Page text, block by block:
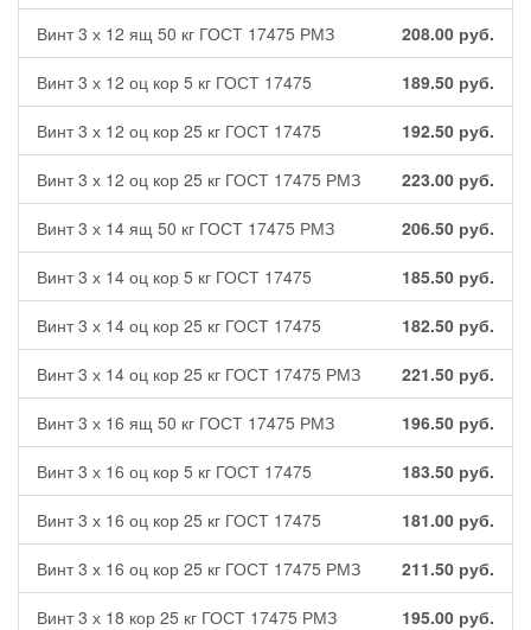
Винт 3 х 12 ящ 50 кг ГОСТ 17475 РМЗ 208.00 руб.
Винт 3 х 12 оц кор 5 кг ГОСТ 17475 189.50 руб.
Винт 3 х 12 оц кор 25 кг ГОСТ 17475 192.50 руб.
Винт 3 х 12 оц кор 25 кг ГОСТ 17475 РМЗ 223.00 руб.
Винт 3 х 14 ящ 50 кг ГОСТ 17475 РМЗ 206.50 руб.
Винт 3 х 14 оц кор 5 кг ГОСТ 17475 185.50 руб.
Винт 3 х 14 оц кор 25 кг ГОСТ 17475 182.50 руб.
Винт 3 х 14 оц кор 25 кг ГОСТ 17475 РМЗ 221.50 руб.
Винт 3 х 16 ящ 50 кг ГОСТ 17475 РМЗ 196.50 руб.
Винт 3 х 16 оц кор 5 кг ГОСТ 17475 183.50 руб.
Винт 3 х 16 оц кор 25 кг ГОСТ 17475 181.00 руб.
Винт 3 х 16 оц кор 25 кг ГОСТ 17475 РМЗ 211.50 руб.
Винт 3 х 18 кор 25 кг ГОСТ 17475 РМЗ 195.00 руб.